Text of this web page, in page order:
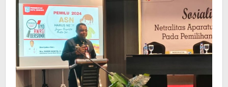
Praktis
Bakal
Diberhentikan